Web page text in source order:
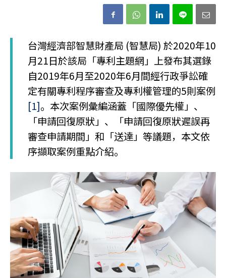
台灣經濟部智慧財產局 (智慧局) 於2020年10
月21日於該局「專利主題網」上發布其選錄
自2019年6月至2020年6月間經行政爭訟確
定有關專利程序審查及專利權管理的5則案例
[1]。本次案例彙編涵蓋「國際優先權」、
「申請回復原狀」、「申請回復原狀遲誤再
審查申請期間」和「送達」等議題，本文依
序擷取案例重點介紹。